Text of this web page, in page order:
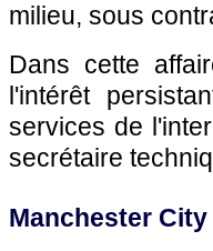
milieu, sous
Dans cette
l'intérêt
services de
secrétaire
Manchester